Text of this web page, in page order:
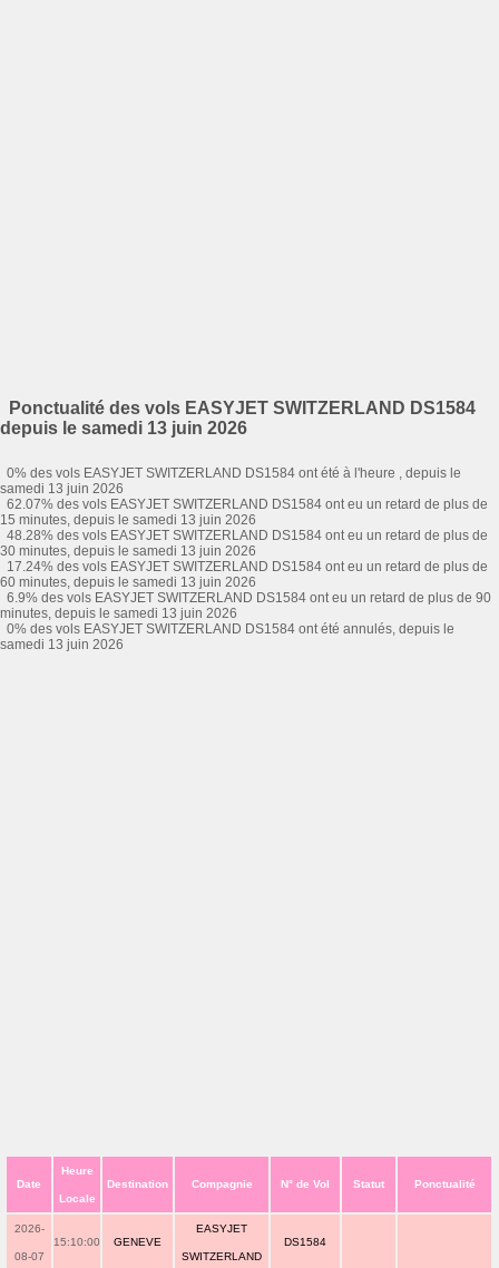
Ponctualité des vols EASYJET SWITZERLAND DS1584
depuis le samedi 13 juin 2026
0% des vols EASYJET SWITZERLAND DS1584 ont été à l'heure , depuis le
samedi 13 juin 2026
62.07% des vols EASYJET SWITZERLAND DS1584 ont eu un retard de plus de
15 minutes, depuis le samedi 13 juin 2026
48.28% des vols EASYJET SWITZERLAND DS1584 ont eu un retard de plus de
30 minutes, depuis le samedi 13 juin 2026
17.24% des vols EASYJET SWITZERLAND DS1584 ont eu un retard de plus de
60 minutes, depuis le samedi 13 juin 2026
6.9% des vols EASYJET SWITZERLAND DS1584 ont eu un retard de plus de 90
minutes, depuis le samedi 13 juin 2026
0% des vols EASYJET SWITZERLAND DS1584 ont été annulés, depuis le
samedi 13 juin 2026
Date
Heure
Locale
Destination Compagnie N° de Vol Statut Ponctualité
2026-
08-07
15:10:00 GENEVE
EASYJET
SWITZERLAND
DS1584